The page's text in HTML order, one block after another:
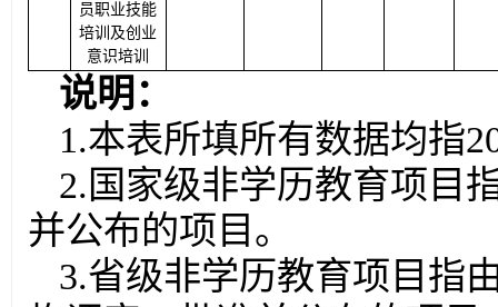
员职业技能
培训及创业
意识培训
说明：
1.本表所填所有数据均指
2.国家级非学历教育项目
并公布的项目。
3.省级非学历教育项目指